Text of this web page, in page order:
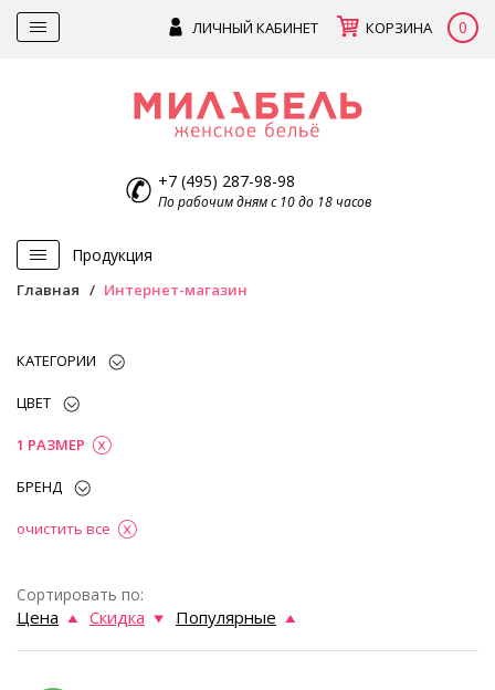
ЛИЧНЫЙ КАБИНЕТ КОРЗИНА 0
+7 (495) 287-98-98
По рабочим дням с 10 до 18 часов
Продукция
Главная Интернет-магазин
КАТЕГОРИИ
ЦВЕТ
1 РАЗМЕР
БРЕНД
очистить все
Сортировать по:
Цена Скидка Популярные